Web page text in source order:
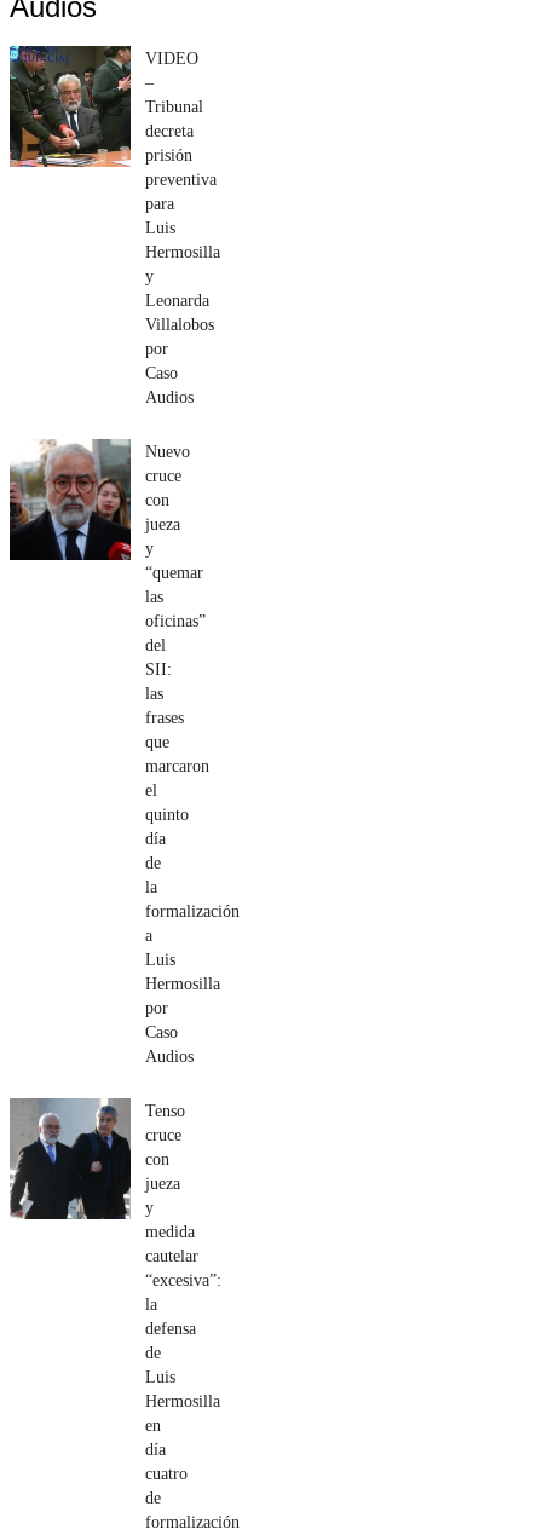
Audios
VIDEO
–
Tribunal
decreta
prisión
preventiva
para
Luis
Hermosilla
y
Leonarda
Villalobos
por
Caso
Audios
Nuevo
cruce
con
jueza
y
“quemar
las
oficinas”
del
SII:
las
frases
que
marcaron
el
quinto
día
de
la
formalización
a
Luis
Hermosilla
por
Caso
Audios
Tenso
cruce
con
jueza
y
medida
cautelar
“excesiva”:
la
defensa
de
Luis
Hermosilla
en
día
cuatro
de
formalización